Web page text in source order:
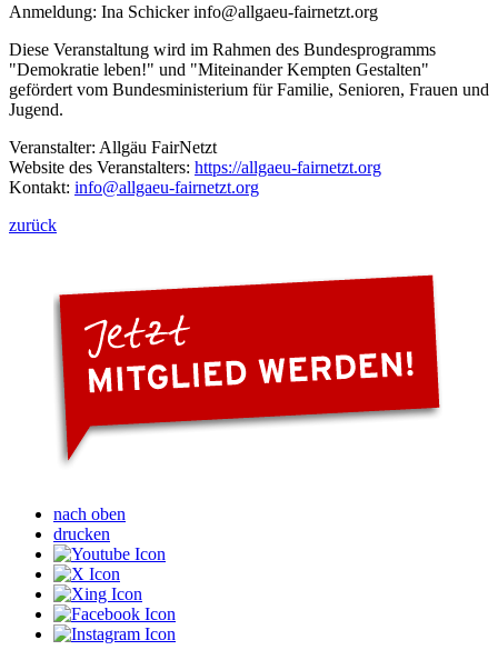
Anmeldung: Ina Schicker info@allgaeu-fairnetzt.org
Diese Veranstaltung wird im Rahmen des Bundesprogramms
"Demokratie leben!" und "Miteinander Kempten Gestalten"
gefördert vom Bundesministerium für Familie, Senioren, Frauen und
Jugend.
Veranstalter: Allgäu FairNetzt
Website des Veranstalters: https://allgaeu-fairnetzt.org
Kontakt: info@allgaeu-fairnetzt.org
zurück
nach oben
drucken